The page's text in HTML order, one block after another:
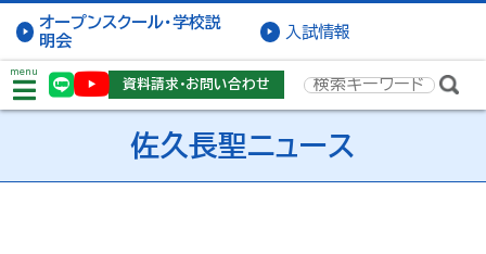
オープンスクール・学校説
明会
入試情報
menu
資料請求・お問い合わせ
佐久長聖ニュース